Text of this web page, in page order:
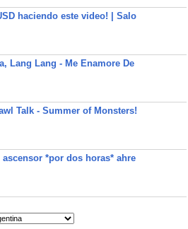
haciendo este video! | Salo
Lang Lang - Me Enamore De
Talk - Summer of Monsters!
ascensor *por dos horas* ahre